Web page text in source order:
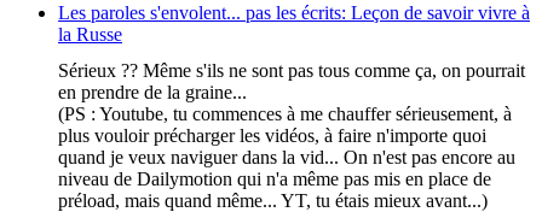
Les paroles s'envolent... pas les écrits: Leçon de savoir vivre à
la Russe
Sérieux ?? Même s'ils ne sont pas tous comme ça, on pourrait
en prendre de la graine...
(PS : Youtube, tu commences à me chauffer sérieusement, à
plus vouloir précharger les vidéos, à faire n'importe quoi
quand je veux naviguer dans la vid... On n'est pas encore au
niveau de Dailymotion qui n'a même pas mis en place de
préload, mais quand même... YT, tu étais mieux avant...)